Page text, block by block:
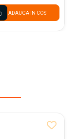
ADAUGA IN COS